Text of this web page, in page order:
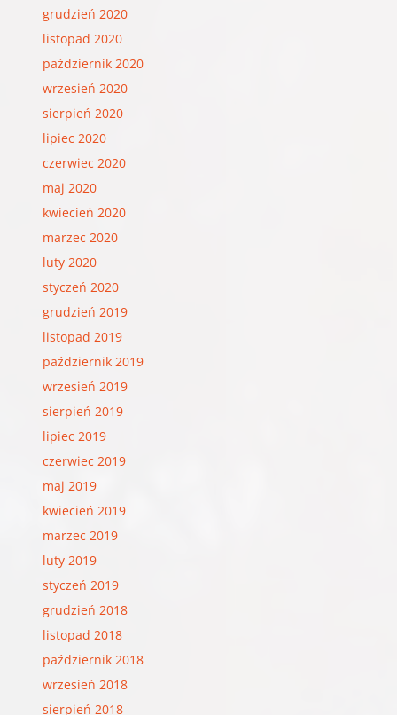
grudzień 2020
listopad 2020
październik 2020
wrzesień 2020
sierpień 2020
lipiec 2020
czerwiec 2020
maj 2020
kwiecień 2020
marzec 2020
luty 2020
styczeń 2020
grudzień 2019
listopad 2019
październik 2019
wrzesień 2019
sierpień 2019
lipiec 2019
czerwiec 2019
maj 2019
kwiecień 2019
marzec 2019
luty 2019
styczeń 2019
grudzień 2018
listopad 2018
październik 2018
wrzesień 2018
sierpień 2018